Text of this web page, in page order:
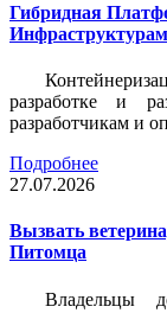
Гибридная
разработке и
разработчикам и
Подробнее
27.07.2026
Вызвать
Питомца
Владельцы